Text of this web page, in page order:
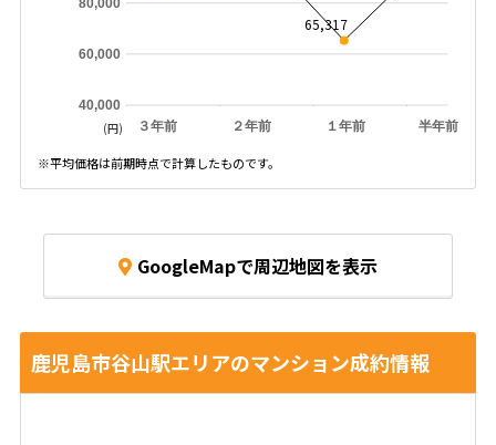
３年前 ２年前 １年前 半年前
40,000
60,000
65,317
(円)
※平均価格は前期時点で計算したものです。
GoogleMapで周辺地図を表示
鹿児島市谷山駅エリアのマンション成約情報